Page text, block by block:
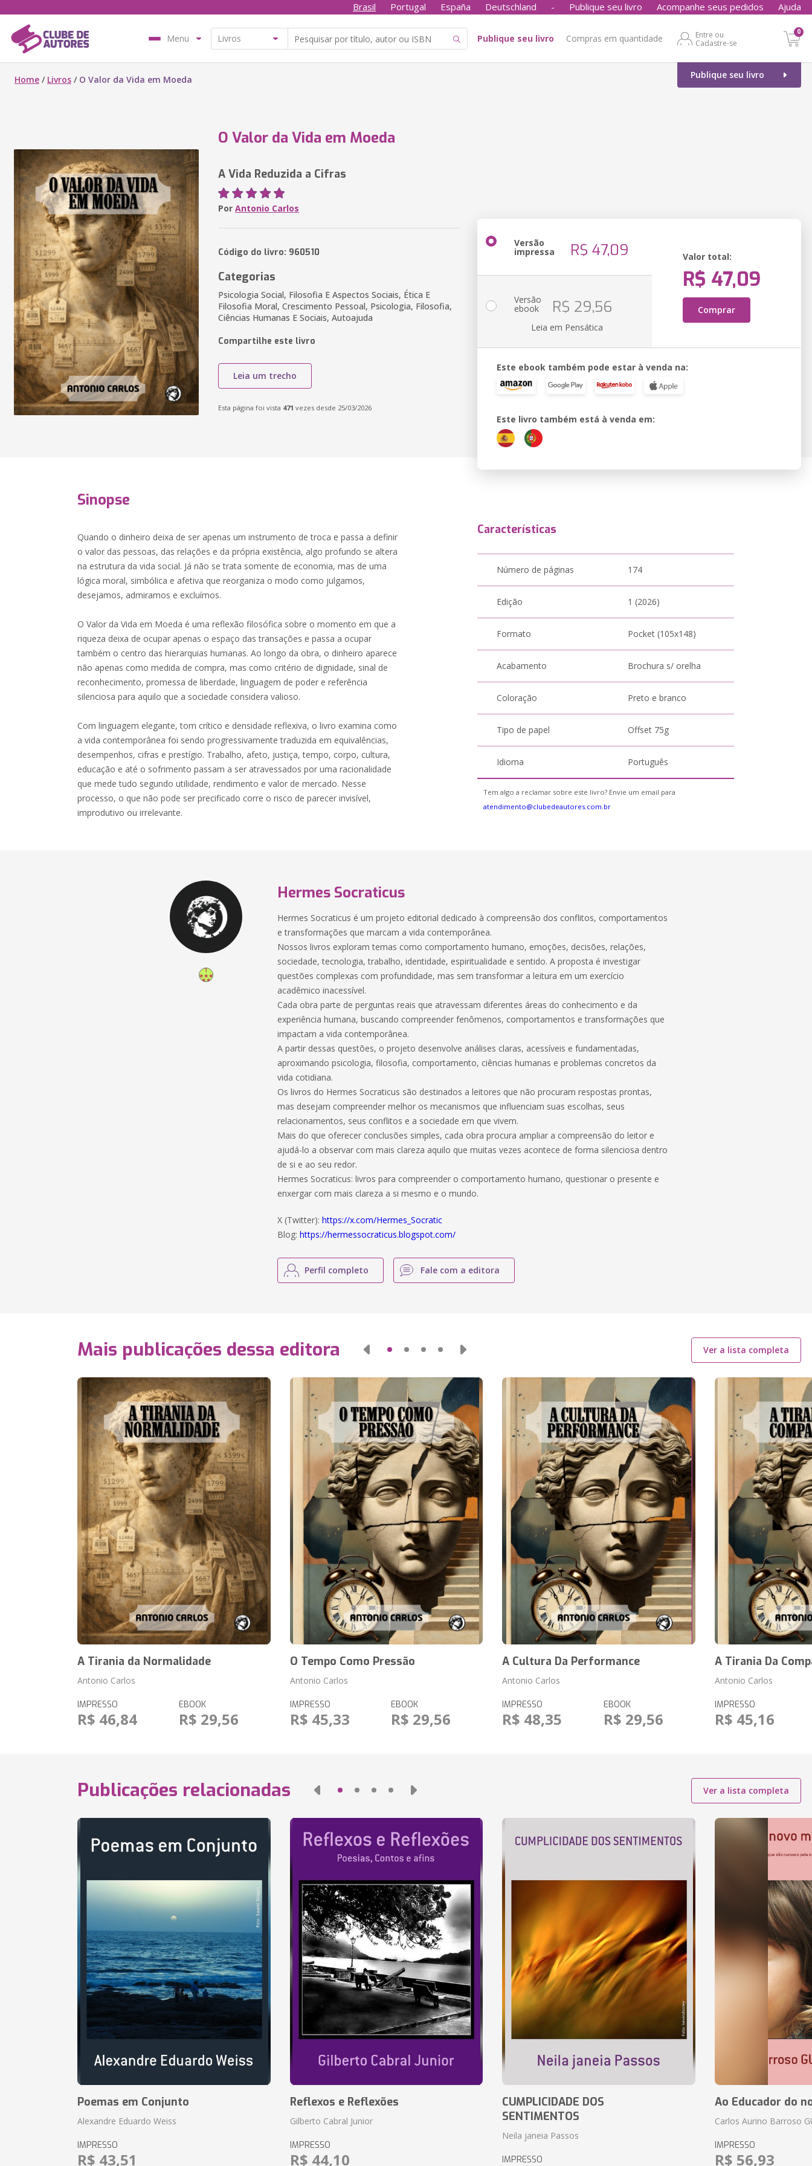
Brasil Portugal España Deutschland - Publique seu livro Acompanhe seus pedidos Ajuda
Menu Publique seu livro Compras em quantidade
Entre ou
Cadastre-se
0
Publique seu livro
Home / Livros / O Valor da Vida em Moeda
O Valor da Vida em Moeda
A Vida Reduzida a Cifras
Por Antonio Carlos
Código do livro: 960510
Categorias
Psicologia Social, Filosofia E Aspectos Sociais, Ética E
Filosofia Moral, Crescimento Pessoal, Psicologia, Filosofia,
Ciências Humanas E Sociais, Autoajuda
Compartilhe este livro
Leia um trecho
Esta página foi vista 471 vezes desde 25/03/2026
Versão
impressa R$ 47,09 Valor total:
R$ 47,09
Comprar
Versão
ebook R$ 29,56
Leia em Pensática
Este ebook também pode estar à venda na:
Este livro também está à venda em:
Sinopse
Quando o dinheiro deixa de ser apenas um instrumento de troca e passa a definir
o valor das pessoas, das relações e da própria existência, algo profundo se altera
na estrutura da vida social. Já não se trata somente de economia, mas de uma
lógica moral, simbólica e afetiva que reorganiza o modo como julgamos,
desejamos, admiramos e excluímos.
O Valor da Vida em Moeda é uma reflexão filosófica sobre o momento em que a
riqueza deixa de ocupar apenas o espaço das transações e passa a ocupar
também o centro das hierarquias humanas. Ao longo da obra, o dinheiro aparece
não apenas como medida de compra, mas como critério de dignidade, sinal de
reconhecimento, promessa de liberdade, linguagem de poder e referência
silenciosa para aquilo que a sociedade considera valioso.
Com linguagem elegante, tom crítico e densidade reflexiva, o livro examina como
a vida contemporânea foi sendo progressivamente traduzida em equivalências,
desempenhos, cifras e prestígio. Trabalho, afeto, justiça, tempo, corpo, cultura,
educação e até o sofrimento passam a ser atravessados por uma racionalidade
que mede tudo segundo utilidade, rendimento e valor de mercado. Nesse
processo, o que não pode ser precificado corre o risco de parecer invisível,
improdutivo ou irrelevante.
Características
Número de páginas 174
Edição 1 (2026)
Formato Pocket (105x148)
Acabamento Brochura s/ orelha
Coloração Preto e branco
Tipo de papel Offset 75g
Idioma Português
Tem algo a reclamar sobre este livro? Envie um email para
atendimento@clubedeautores.com.br
Hermes Socraticus
Hermes Socraticus é um projeto editorial dedicado à compreensão dos conflitos, comportamentos
e transformações que marcam a vida contemporânea.
Nossos livros exploram temas como comportamento humano, emoções, decisões, relações,
sociedade, tecnologia, trabalho, identidade, espiritualidade e sentido. A proposta é investigar
questões complexas com profundidade, mas sem transformar a leitura em um exercício
acadêmico inacessível.
Cada obra parte de perguntas reais que atravessam diferentes áreas do conhecimento e da
experiência humana, buscando compreender fenômenos, comportamentos e transformações que
impactam a vida contemporânea.
A partir dessas questões, o projeto desenvolve análises claras, acessíveis e fundamentadas,
aproximando psicologia, filosofia, comportamento, ciências humanas e problemas concretos da
vida cotidiana.
Os livros do Hermes Socraticus são destinados a leitores que não procuram respostas prontas,
mas desejam compreender melhor os mecanismos que influenciam suas escolhas, seus
relacionamentos, seus conflitos e a sociedade em que vivem.
Mais do que oferecer conclusões simples, cada obra procura ampliar a compreensão do leitor e
ajudá-lo a observar com mais clareza aquilo que muitas vezes acontece de forma silenciosa dentro
de si e ao seu redor.
Hermes Socraticus: livros para compreender o comportamento humano, questionar o presente e
enxergar com mais clareza a si mesmo e o mundo.
X (Twitter):https://x.com/Hermes_Socratic
Blog:https://hermessocraticus.blogspot.com/
Perfil completo Fale com a editora
Mais publicações dessa editora Ver a lista completa
A Tirania da Normalidade
Antonio Carlos
IMPRESSO
R$ 46,84
EBOOK
R$ 29,56
O Tempo Como Pressão
Antonio Carlos
IMPRESSO
R$ 45,33
EBOOK
R$ 29,56
A Cultura Da Performance
Antonio Carlos
IMPRESSO
R$ 48,35
EBOOK
R$ 29,56
A Tirania Da
Antonio Carlos
IMPRESSO
R$ 45,16
Publicações relacionadas Ver a lista completa
Poemas em Conjunto
Alexandre Eduardo Weiss
IMPRESSO
R$ 43,51
Reflexos e Reflexões
Gilberto Cabral Junior
IMPRESSO
R$ 44,10
CUMPLICIDADE DOS
SENTIMENTOS
Neila janeia Passos
IMPRESSO
Ao Educador do
Carlos Aurino Barroso
IMPRESSO
R$ 56,93